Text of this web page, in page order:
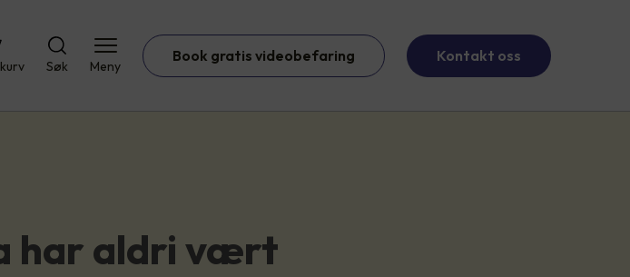
Søk Meny
Book gratis videobefaring Kontakt oss
har aldri vært